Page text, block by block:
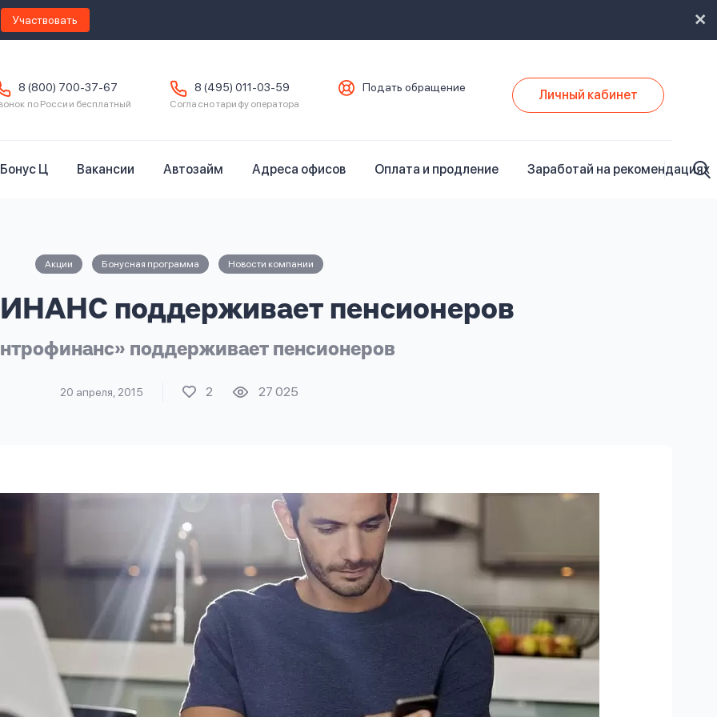
Участвовать
8 (800) 700-37-67
по России бесплатный
8 (495) 011-03-59
Согласно тарифу оператора
Подать обращение Личный кабинет
Бонус Ц Вакансии Автозайм Адреса офисов Оплата и продление Заработай на рекомендациях
Акции Бонусная программа Новости компании
поддерживает пенсионеров
поддерживает пенсионеров
20 апреля, 2015 2 27 025